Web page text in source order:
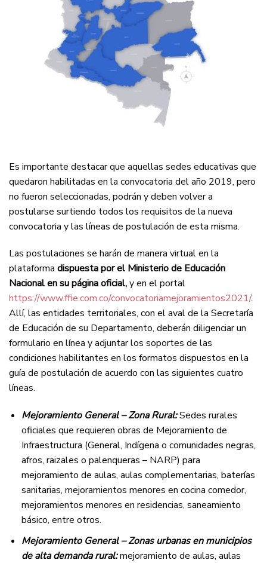
Es importante destacar que aquellas sedes educativas que
quedaron habilitadas en la convocatoria del año 2019, pero
no fueron seleccionadas, podrán y deben volver a
postularse surtiendo todos los requisitos de la nueva
convocatoria y las líneas de postulación de esta misma.
Las postulaciones se harán de manera virtual en la
plataforma dispuesta por el Ministerio de Educación
Nacional en su página oficial,y en el portal
https://www.ffie.com.co/convocatoriamejoramientos2021/.
Allí, las entidades territoriales, con el aval de la Secretaría
de Educación de su Departamento, deberán diligenciar un
formulario en línea y adjuntar los soportes de las
condiciones habilitantes en los formatos dispuestos en la
guía de postulación de acuerdo con las siguientes cuatro
líneas.
Mejoramiento General – Zona Rural:Sedes rurales
oficiales que requieren obras de Mejoramiento de
Infraestructura (General, Indígena o comunidades negras,
afros, raizales o palenqueras – NARP) para
mejoramiento de aulas, aulas complementarias, baterías
sanitarias, mejoramientos menores en cocina comedor,
mejoramientos menores en residencias, saneamiento
básico, entre otros.
Mejoramiento General – Zonas urbanas en municipios
de alta demanda rural:mejoramiento de aulas, aulas